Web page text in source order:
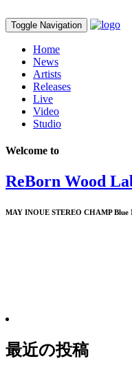
Toggle Navigation
Home
News
Artists
Releases
Live
Video
Studio
Welcome to
ReBorn Wood
MAY INOUE STEREO CHAMP Blue
最近の投稿